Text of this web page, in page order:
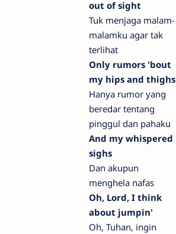
out of sight
Tuk menjaga malam-
malamku agar tak
terlihat
Only rumors 'bout
my hips and thighs
Hanya rumor yang
beredar tentang
pinggul dan pahaku
And my whispered
sighs
Dan akupun
menghela nafas
Oh, Lord, I think
about jumpin'
Oh, Tuhan, ingin